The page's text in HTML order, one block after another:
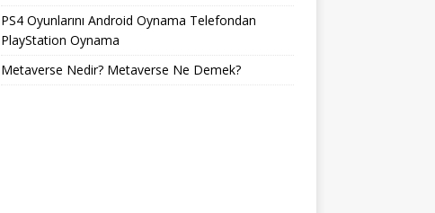
PS4 Oyunlarını Android Oynama Telefondan
PlayStation Oynama
Metaverse Nedir? Metaverse Ne Demek?